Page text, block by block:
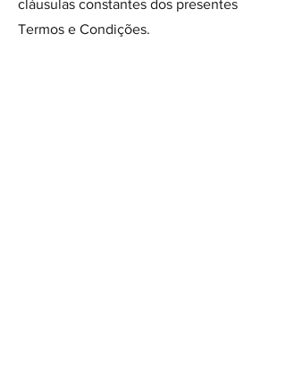
cláusulas constantes dos presentes
Termos e Condições.